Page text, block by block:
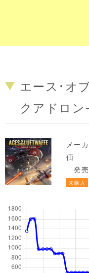
エース･オ
クアドロ
メー
価
発
未購入